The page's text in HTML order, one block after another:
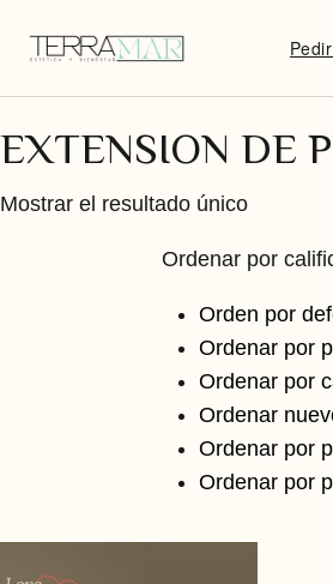
EXTENSION DE
Mostrar el resultado único
Ordenar por
Orden por
Ordenar por
Ordenar por
Ordenar
Ordenar por
Ordenar por